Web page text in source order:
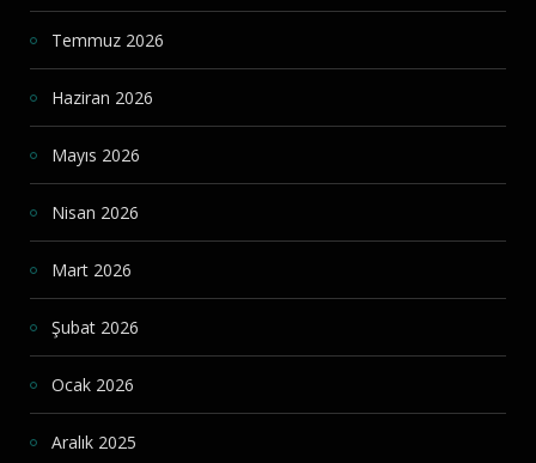
Temmuz 2026
Haziran 2026
Mayıs 2026
Nisan 2026
Mart 2026
Şubat 2026
Ocak 2026
Aralık 2025